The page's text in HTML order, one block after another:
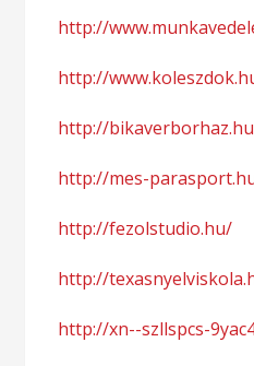
http://
http://
http://
http://mes-
http://fezolstudio.hu/
http://
http://xn--szllspcs-